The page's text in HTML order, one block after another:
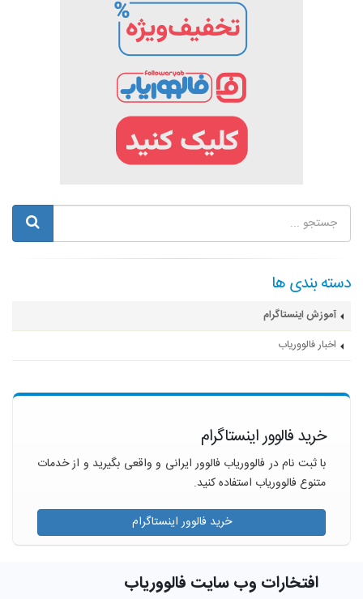
دسته بندی ها
آموزش اینستاگرام
اخبار فالووریاب
خرید فالوور اینستاگرام
با ثبت نام در فالووریاب فالوور ایرانی و واقعی بگیرید و از خدمات
متنوع فالووریاب استفاده کنید.
خرید فالوور اینستاگرام
افتخارات وب سایت فالووریاب